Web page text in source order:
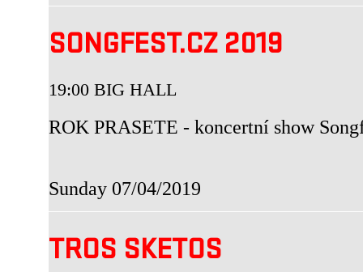
SONGFEST.CZ 2019
19:00 BIG HALL
ROK PRASETE - koncertní show
Sunday 07/04/2019
TROS SKETOS